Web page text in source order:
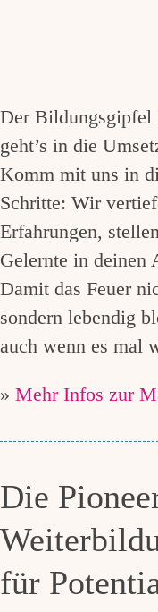
Der Bildungsgipfel
geht’s in die
Komm mit uns in
Schritte: Wir
Erfahrungen,
Gelernte in deinen
Damit das Feuer
sondern lebendig
auch wenn es mal
» Mehr Infos zur
Die
für